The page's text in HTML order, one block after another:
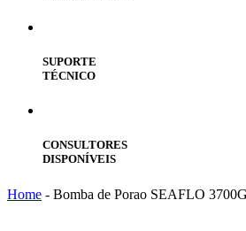
SUPORTE
TÉCNICO
CONSULTORES
DISPONÍVEIS
Home - Bomba de Porao SEAFLO